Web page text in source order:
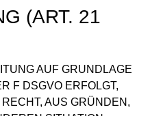
(ART. 21
AUF GRUNDLAGE
F DSGVO ERFOLGT,
AUS GRÜNDEN,